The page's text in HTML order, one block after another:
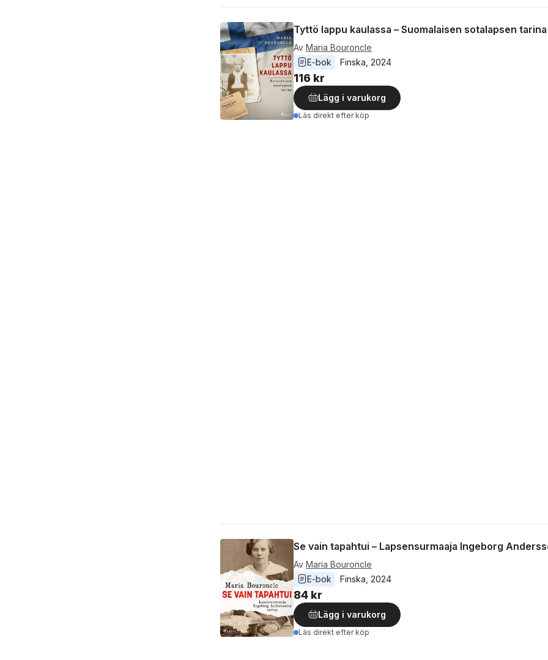
Tyttö lappu kaulassa – Suomalaisen sotalapsen tarina
Av Maria Bouroncle
E-bok
Finska 2024
116 kr
Lägg i varukorg
Läs direkt efter köp
Se vain tapahtui – Lapsensurmaaja Ingeborg
Av Maria Bouroncle
E-bok
Finska 2024
84 kr
Lägg i varukorg
Läs direkt efter köp